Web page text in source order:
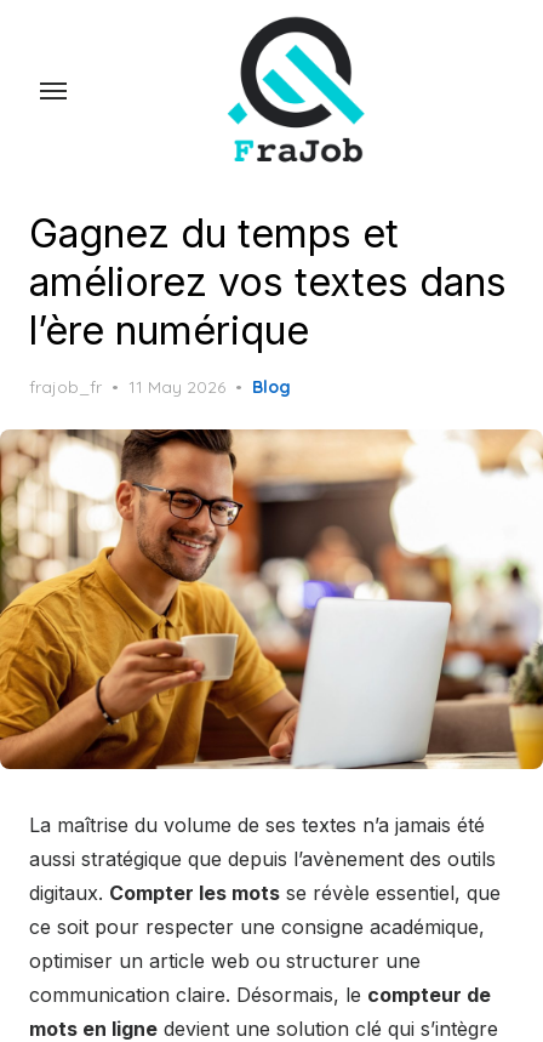
Gagnez du temps et
améliorez vos textes dans
l’ère numérique
frajob_fr
Posted
11 May 2026 Blog
La maîtrise du volume de ses textes n’a jamais été
aussi stratégique que depuis l’avènement des outils
digitaux. Compter les mots se révèle essentiel, que
ce soit pour respecter une consigne académique,
optimiser un article web ou structurer une
communication claire. Désormais, le compteur de
mots en ligne devient une solution clé qui s’intègre